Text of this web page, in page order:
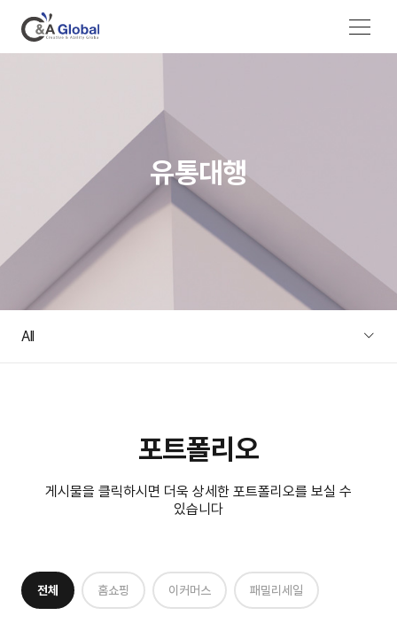
메뉴 열기
유통대행
All
포트폴리오
게시물을 클릭하시면 더욱 상세한 포트폴리오를 보실 수
있습니다
전체 홈쇼핑 이커머스 패밀리세일